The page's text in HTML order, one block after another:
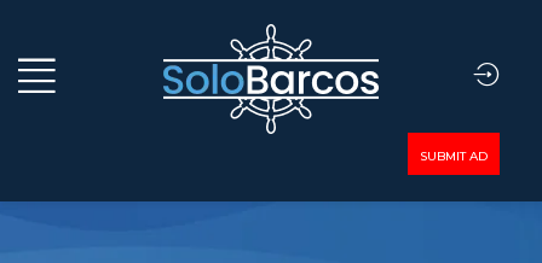
SUBMIT AD